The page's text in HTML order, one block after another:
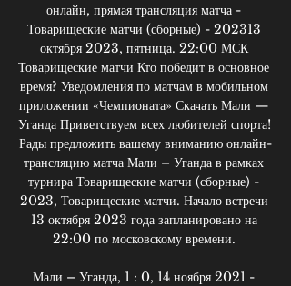
онлайн, прямая трансляция матча -
Товарищеские матчи (сборные) - 202313
октября 2023, пятница. 22:00 МСК
Товарищеские матчи Кто победит в основное
время? Уведомления по матчам в мобильном
приложении «Чемпионата» Скачать Мали —
Уганда Приветствуем всех любителей спорта!
Рады предложить вашему вниманию онлайн-
трансляцию матча Мали – Уганда в рамках
турнира Товарищеские матчи (сборные) -
2023, Товарищеские матчи. Начало встречи
13 октября 2023 года запланировано на
22:00 по московскому времени.
Мали – Уганда, 1 : 0, 14 ноября 2021 -